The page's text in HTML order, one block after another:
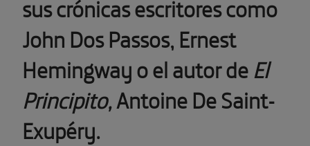
sus crónicas escritores como
John Dos Passos, Ernest
Hemingway o el autor deEl
Principito,Antoine De Saint-
Exupéry.